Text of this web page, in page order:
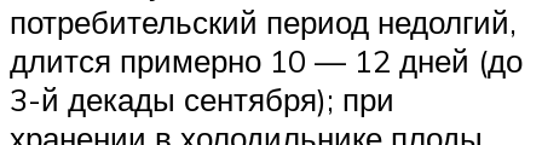
потребительский период недолгий,
длится примерно 10 — 12 дней (до
3-й декады сентября); при